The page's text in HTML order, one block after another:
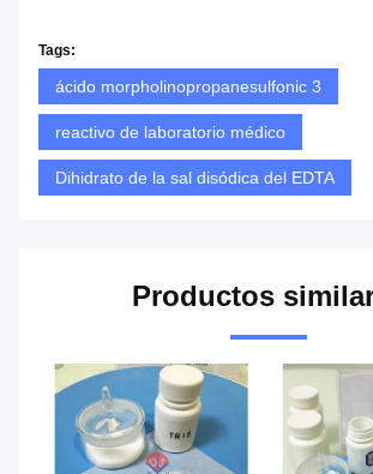
Tags:
ácido morpholinopropanesulfonic 3
reactivo de laboratorio médico
Dihidrato de la sal disódica del EDTA
Productos